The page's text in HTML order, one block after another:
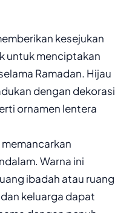
kesejukan
untuk menciptakan
Ramadan. Hijau
dengan dekorasi
ornamen lentera
Warna ini
ibadah atau ruang
keluarga dapat